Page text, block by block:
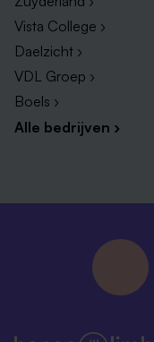
Vista College ›
Daelzicht ›
VDL Groep ›
Boels ›
Alle bedrijven ›